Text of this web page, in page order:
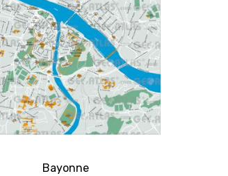
Bayonne